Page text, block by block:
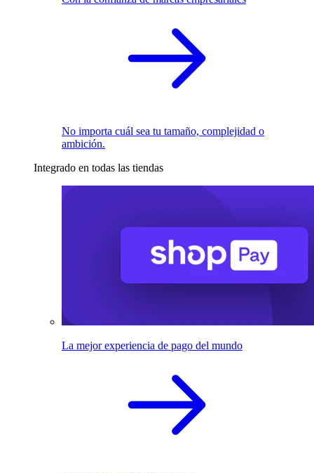
No importa cuál sea tu tamaño, complejidad o
ambición.
Integrado en todas las tiendas
La mejor experiencia de pago del mundo